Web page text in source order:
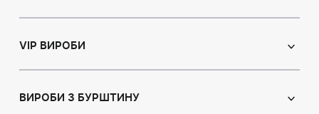
Іменні ікони
VIP ВИРОБИ
Ікони з пластин
ВИРОБИ З БУРШТИНУ